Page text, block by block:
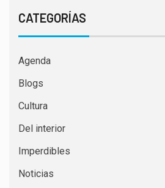
CATEGORÍAS
Agenda
Blogs
Cultura
Del interior
Imperdibles
Noticias